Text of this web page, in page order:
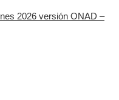
2026 versión ONAD –